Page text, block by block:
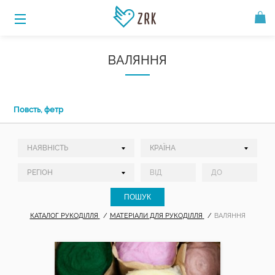
ВАЛЯННЯ
Повсть, фетр
КАТАЛОГ РУКОДІЛЛЯ МАТЕРІАЛИ ДЛЯ РУКОДІЛЛЯ ВАЛЯННЯ